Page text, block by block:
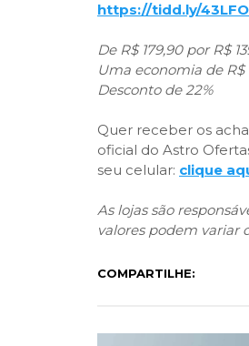
https://tidd.ly/
De R$ 179,90 por R$
Uma economia de R$
Desconto de 22%
Quer receber os
oficial do Astro
seu celular: clique
As lojas são
valores podem variar
COMPARTILHE: